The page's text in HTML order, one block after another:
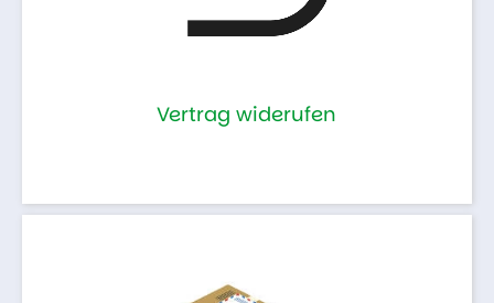
Vertrag widerufen